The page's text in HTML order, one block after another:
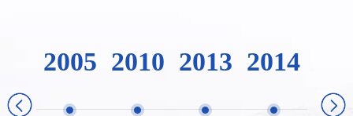
2005 2010 2013 2014